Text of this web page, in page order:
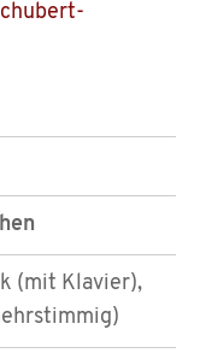
(mit Klavier),